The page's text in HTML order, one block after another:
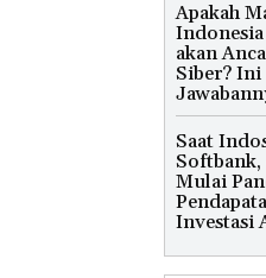
Apakah
akan
Siber? Ini
Saat
Softbank,
Mulai
Investasi